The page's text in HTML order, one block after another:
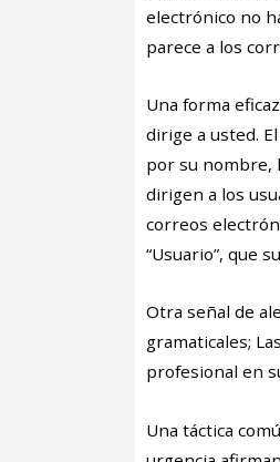
electrónico no
parece a los
Una forma
dirige a usted.
por su nombre,
dirigen a los
correos
“Usuario”, que
Otra señal de
gramaticales;
profesional en
Una táctica